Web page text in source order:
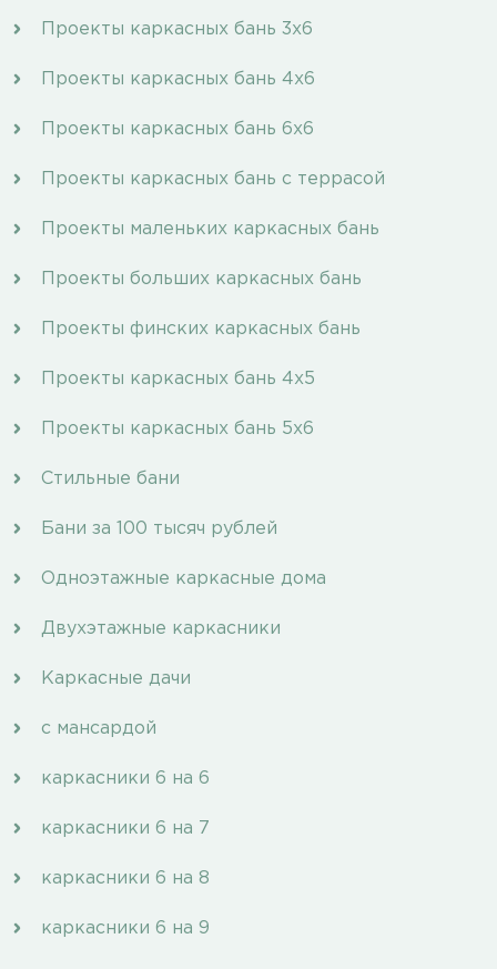
Проекты каркасных бань 3х6
Проекты каркасных бань 4х6
Проекты каркасных бань 6х6
Проекты каркасных бань с террасой
Проекты маленьких каркасных бань
Проекты больших каркасных бань
Проекты финских каркасных бань
Проекты каркасных бань 4х5
Проекты каркасных бань 5х6
Стильные бани
Бани за 100 тысяч рублей
Одноэтажные каркасные дома
Двухэтажные каркасники
Каркасные дачи
с мансардой
каркасники 6 на 6
каркасники 6 на 7
каркасники 6 на 8
каркасники 6 на 9